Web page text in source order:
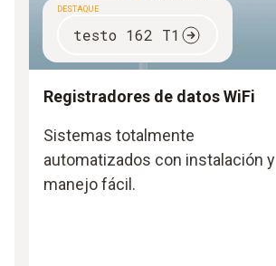
DESTAQUE
testo 162 T1
Registradores de datos WiFi
Sistemas totalmente
automatizados con instalación y
manejo fácil.